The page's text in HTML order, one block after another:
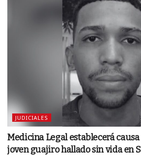
JUDICIALES
Medicina Legal establecerá
joven guajiro hallado sin vida en